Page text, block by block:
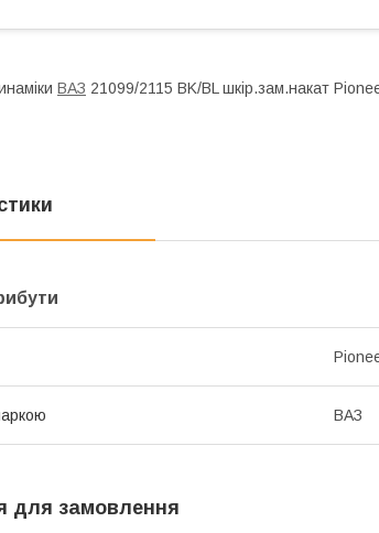
ВАЗ 21099/2115 ВK/BL шкір.зам.накат
ВАЗ
для замовлення